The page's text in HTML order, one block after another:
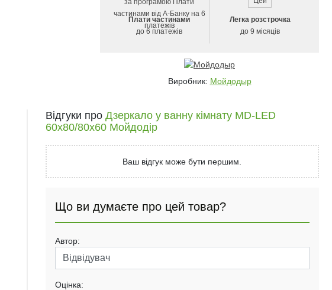
Плати частинами
до 6 платежів
Легка розстрочка
до 9 місяців
Виробник: Мойдодыр
Відгуки про Дзеркало у ванну кімнату MD-LED
60x80/80x60 Мойдодір
Ваш відгук може бути першим.
Що ви думаєте про цей товар?
Автор:
Оцінка: